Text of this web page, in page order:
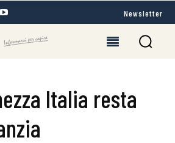
Newsletter
Italia resta